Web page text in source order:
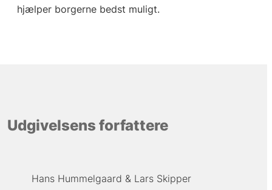
hjælper borgerne bedst muligt.
Udgivelsens forfattere
Hans Hummelgaard Lars Skipper